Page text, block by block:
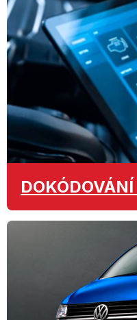
DOKÓDOVÁNÍ